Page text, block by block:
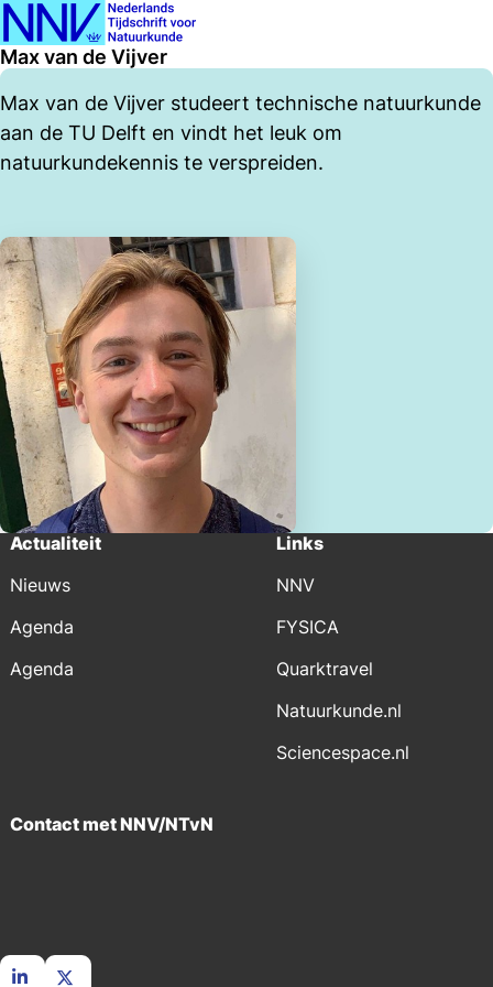
Max van de Vijver
Max van de Vijver studeert technische natuurkunde
aan de TU Delft en vindt het leuk om
natuurkundekennis te verspreiden.
Actualiteit
Nieuws
Agenda
Agenda
Links
NNV
FYSICA
Quarktravel
Natuurkunde.nl
Sciencespace.nl
Contact met NNV/NTvN